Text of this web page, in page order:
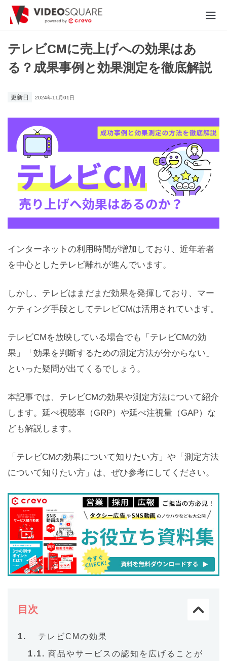
動画制作実績
価格
お役立ち情報
- 動画に関するご相談はこちら -
お問合わせ・無料見積もり
資料ダウンロード
テレビCMに売上げへの効果はあ
る？成果事例と効果測定を徹底解説
更新日 2024年11月01日
インターネットの利用時間が増加しており、近年若者
を中心としたテレビ離れが進んでいます。
しかし、テレビはまだまだ効果を発揮しており、マー
ケティング手段としてテレビCMは活用されています。
テレビCMを放映している場合でも「テレビCMの効
果」「効果を判断するための測定方法が分からない」
といった疑問が出てくるでしょう。
本記事では、テレビCMの効果や測定方法について紹介
します。延べ視聴率（GRP）や延べ注視量（GAP）な
ども解説します。
「テレビCMの効果について知りたい方」や「測定方法
について知りたい方」は、ぜひ参考にしてください。
目次
テレビCMの効果
商品やサービスの認知を広げることが